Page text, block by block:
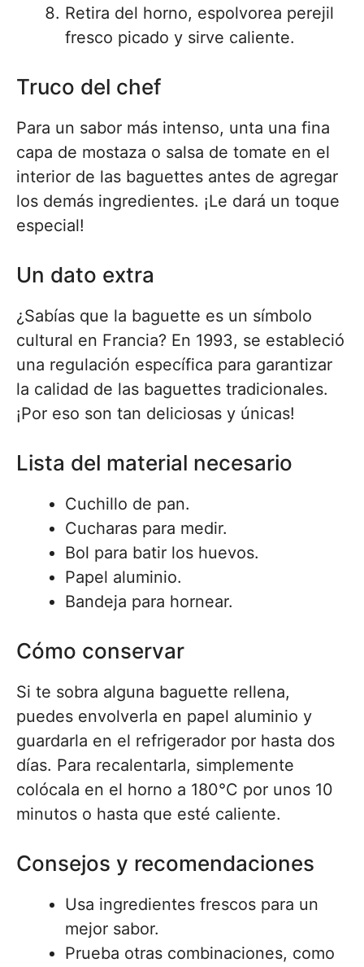
Retira del horno, espolvorea perejil
fresco picado y sirve caliente.
Truco del chef
Para un sabor más intenso, unta una fina
capa de mostaza o salsa de tomate en el
interior de las baguettes antes de agregar
los demás ingredientes. ¡Le dará un toque
especial!
Un dato extra
¿Sabías que la baguette es un símbolo
cultural en Francia? En 1993, se estableció
una regulación específica para garantizar
la calidad de las baguettes tradicionales.
¡Por eso son tan deliciosas y únicas!
Lista del material necesario
Cuchillo de pan.
Cucharas para medir.
Bol para batir los huevos.
Papel aluminio.
Bandeja para hornear.
Cómo conservar
Si te sobra alguna baguette rellena,
puedes envolverla en papel aluminio y
guardarla en el refrigerador por hasta dos
días. Para recalentarla, simplemente
colócala en el horno a 180°C por unos 10
minutos o hasta que esté caliente.
Consejos y recomendaciones
Usa ingredientes frescos para un
mejor sabor.
Prueba otras combinaciones, como